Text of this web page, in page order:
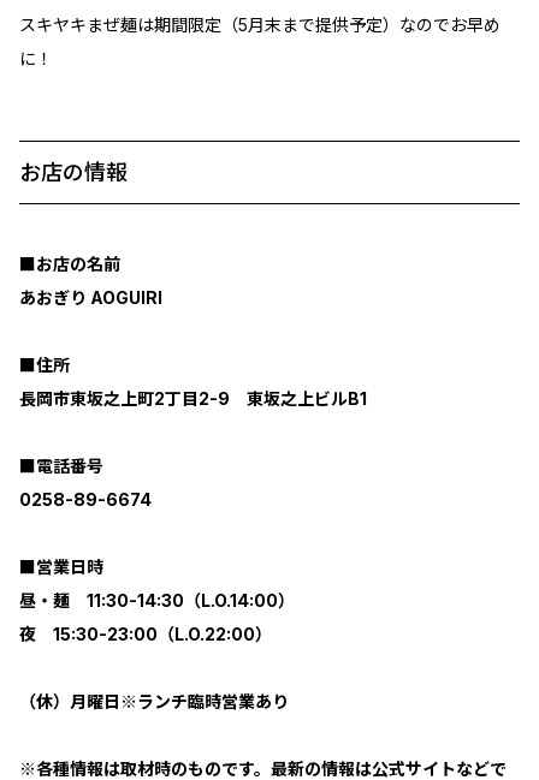
スキヤキまぜ麺は期間限定（5月末まで提供予定）なのでお早め
に！
お店の情報
■お店の名前
あおぎり AOGUIRI
■住所
長岡市東坂之上町2丁目2-9 東坂之上ビルB1
■電話番号
0258-89-6674
■営業日時
昼・麺 11:30-14:30（L.O.14:00）
夜 15:30-23:00（L.O.22:00）
（休）月曜日※ランチ臨時営業あり
※各種情報は取材時のものです。最新の情報は公式サイトなどで